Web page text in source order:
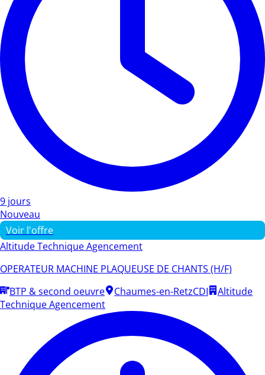
9 jours
Nouveau
Voir l'offre
Altitude Technique Agencement
OPERATEUR MACHINE PLAQUEUSE DE CHANTS (H/F)
BTP & second oeuvre
Chaumes-en-RetzCDI
Altitude
Technique Agencement